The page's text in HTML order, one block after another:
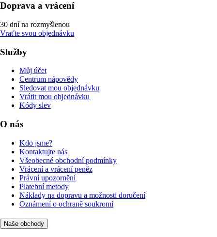
Doprava a vrácení
30 dní na rozmyšlenou
Vraťte svou objednávku
Služby
Můj účet
Centrum nápovědy
Sledovat mou objednávku
Vrátit mou objednávku
Kódy slev
O nás
Kdo jsme?
Kontaktujte nás
Všeobecné obchodní podmínky
Vrácení a vrácení peněz
Právní upozornění
Platební metody
Náklady na dopravu a možnosti doručení
Oznámení o ochraně soukromí
Naše obchody